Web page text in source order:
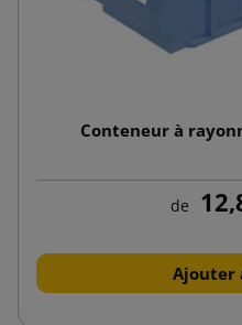
Conteneur à
de
Ajouter